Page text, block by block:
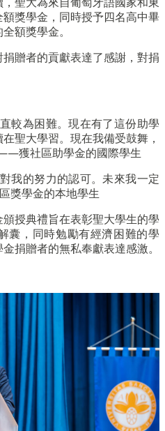
獎學金，同時授予四名高中畢
額獎學金。
贈者的貢獻表達了感謝，對捐
較為困難。現在有了這份助學
聖大學習。現在我備受鼓舞，
獲社區助學金的國際學生
我的努力的認可。未來我一定
獎學金的本地學生
授典禮旨在表彰聖大學生的學
囊，同時勉勵有經濟困難的學
捐贈者的無私奉獻表達感激。